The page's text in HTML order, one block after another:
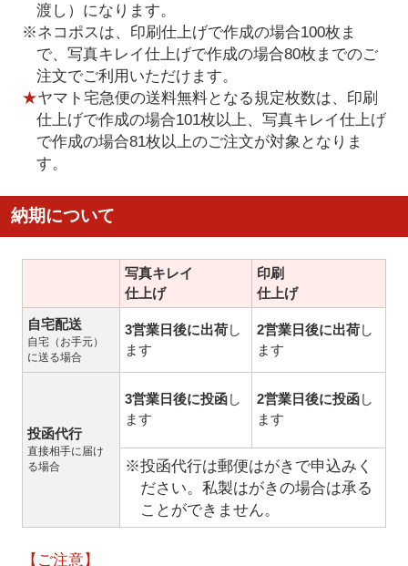
渡し）になります。
※ネコポスは、印刷仕上げで作成の場合100枚ま
で、写真キレイ仕上げで作成の場合80枚までのご
注文でご利用いただけます。
★ヤマト宅急便の送料無料となる規定枚数は、印刷
仕上げで作成の場合101枚以上、写真キレイ仕上げ
で作成の場合81枚以上のご注文が対象となりま
す。
納期について
写真キレイ
仕上げ
印刷
仕上げ
自宅配送
自宅（お手元）
に送る場合
3営業日後に出荷し
ます
2営業日後に出荷し
ます
投函代行
直接相手に届け
る場合
3営業日後に投函し
ます
2営業日後に投函し
ます
※投函代行は郵便はがきで申込みく
ださい。私製はがきの場合は承る
ことができません。
【ご注意】